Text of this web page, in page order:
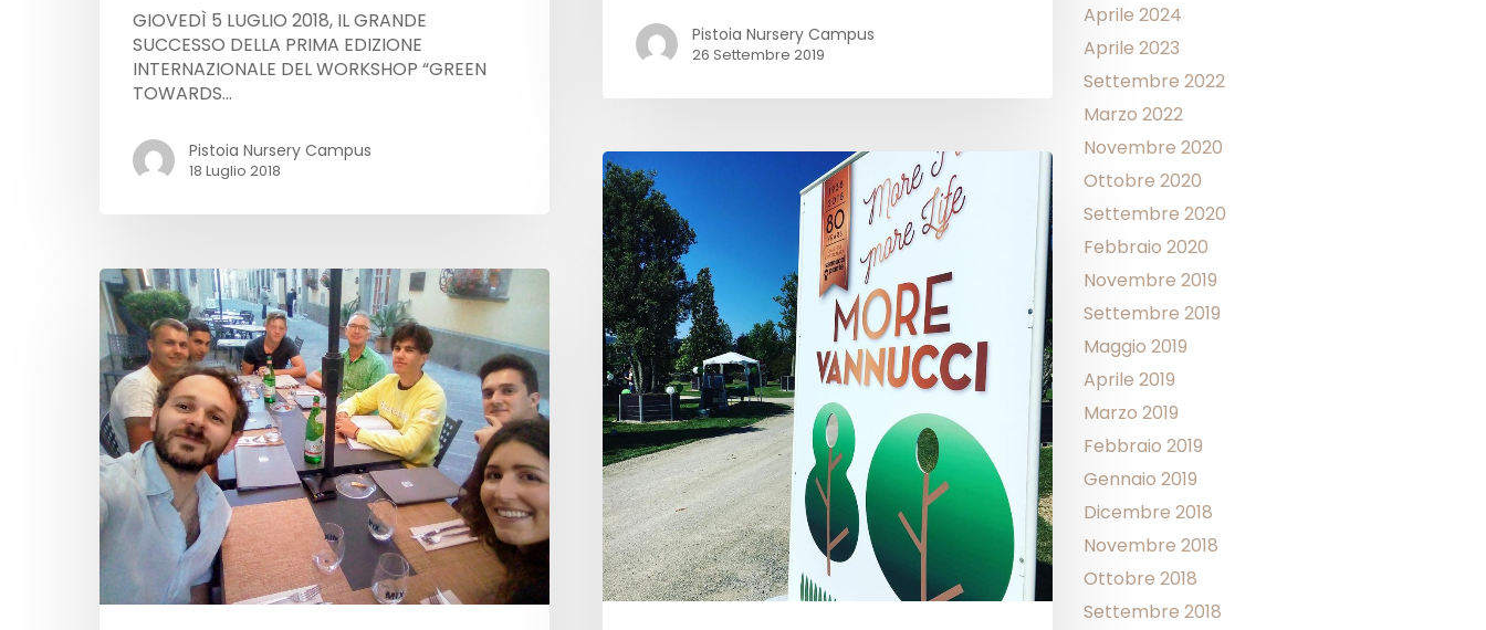
Pistoia Nursery Campus
26 Settembre 2019
GIOVEDÌ 5 LUGLIO 2018, IL GRANDE
SUCCESSO DELLA PRIMA EDIZIONE
INTERNAZIONALE DEL WORKSHOP “GREEN
TOWARDS…
Pistoia Nursery Campus
18 Luglio 2018
Aprile 2024
Aprile 2023
Settembre 2022
Marzo 2022
Novembre 2020
Ottobre 2020
Settembre 2020
Febbraio 2020
Novembre 2019
Settembre 2019
Maggio 2019
Aprile 2019
Marzo 2019
Febbraio 2019
Gennaio 2019
Dicembre 2018
Novembre 2018
Ottobre 2018
Settembre 2018